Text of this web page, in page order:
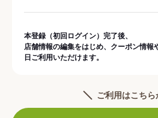
本登録（初回ログイン）完了後、
店舗情報の編集をはじめ、クーポン情報
日ご利用いただけます。
ご利用はこちら